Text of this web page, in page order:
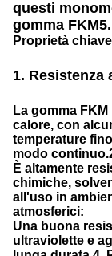
questi
gomma FKM5.
Proprietà chiave
1. Resistenza
La gomma
calore, con
temperature
modo continuo.
È altamente
chimiche,
all'uso in
atmosferici:
Una buona
ultraviolette e